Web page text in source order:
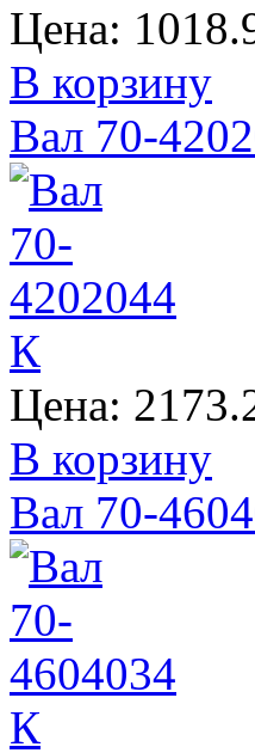
Цена:
В корзину
Вал 70-
Цена:
В корзину
Вал 70-